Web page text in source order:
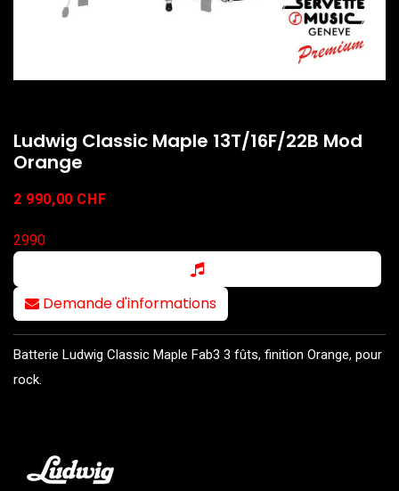
Ludwig Classic Maple 13T/16F/22B Mod
Orange
2 990,00 CHF
2990
Demande d'informations
Batterie Ludwig Classic Maple Fab3 3 fûts, finition Orange, pour
rock.